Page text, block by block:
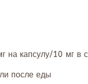
на капсулу/10 мг в
после еды